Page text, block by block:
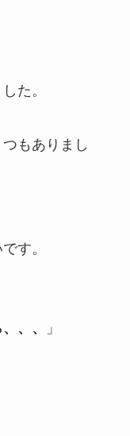
た。
もありまし
す。
、、
」